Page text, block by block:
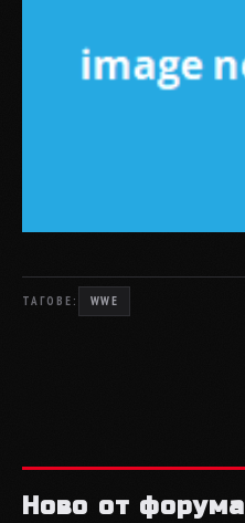
ТАГОВЕ: WWE
Ново от форума